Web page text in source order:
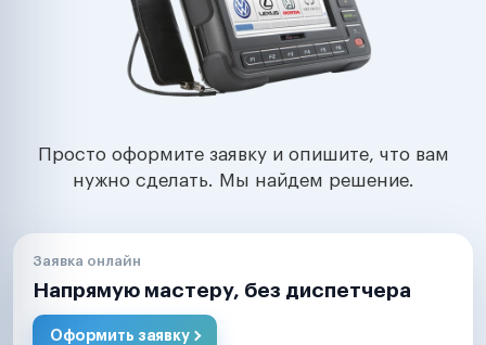
Просто оформите заявку и опишите, что вам
нужно сделать. Мы найдем решение.
Заявка онлайн
Напрямую мастеру, без диспетчера
Оформить заявку